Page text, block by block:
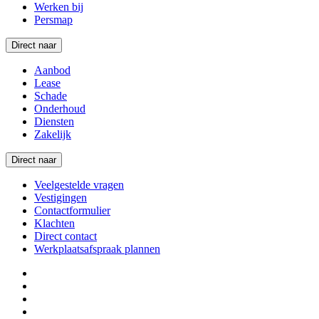
Werken bij
Persmap
Direct naar
Aanbod
Lease
Schade
Onderhoud
Diensten
Zakelijk
Direct naar
Veelgestelde vragen
Vestigingen
Contactformulier
Klachten
Direct contact
Werkplaatsafspraak plannen